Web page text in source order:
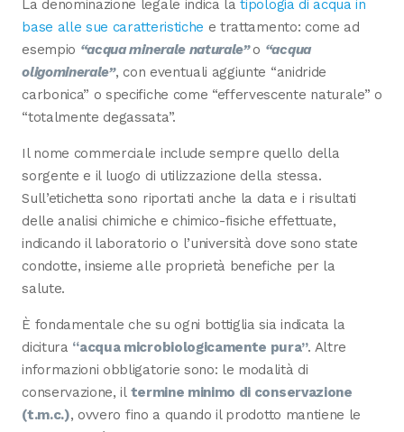
La denominazione legale indica latipologia di acqua in
base alle sue caratteristiche e trattamento: come ad
esempio “acqua minerale naturale”o “acqua
oligominerale”, con eventuali aggiunte “anidride
carbonica” o specifiche come “effervescente naturale” o
“totalmente degassata”.
Il nome commerciale include sempre quello della
sorgente e il luogo di utilizzazione della stessa.
Sull’etichetta sono riportati anche la data e i risultati
delle analisi chimiche e chimico-fisiche effettuate,
indicando il laboratorio o l’università dove sono state
condotte, insieme alle proprietà benefiche per la
salute.
È fondamentale che su ogni bottiglia sia indicata la
dicitura “acqua microbiologicamente pura”. Altre
informazioni obbligatorie sono: le modalità di
conservazione, il termine minimo di conservazione
(t.m.c.), ovvero fino a quando il prodotto mantiene le